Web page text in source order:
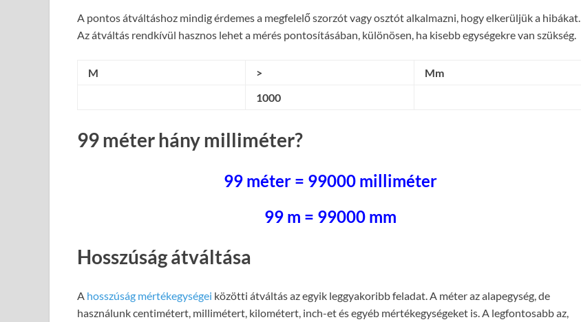
A pontos átváltáshoz mindig érdemes a megfelelő szorzót vagy osztót alkalmazni, hogy elkerüljük a hibákat.
Az átváltás rendkívül hasznos lehet a mérés pontosításában, különösen, ha kisebb egységekre van szükség.
M >
Mm
1000
99 méter hány milliméter?
99 méter = 99000 milliméter
99 m = 99000 mm
Hosszúság átváltása
A hosszúság mértékegységei közötti átváltás az egyik leggyakoribb feladat. A méter az alapegység, de
használunk centimétert, millimétert, kilométert, inch-et és egyéb mértékegységeket is. A legfontosabb az,